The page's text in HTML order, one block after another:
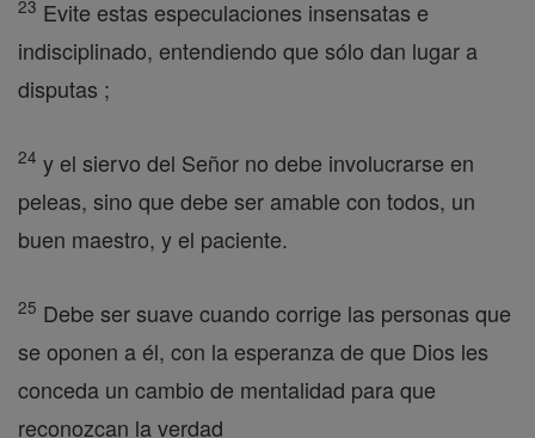
23 Evite estas especulaciones insensatas e
indisciplinado, entendiendo que sólo dan lugar a
disputas ;
24 y el siervo del Señor no debe involucrarse en
peleas, sino que debe ser amable con todos, un
buen maestro, y el paciente.
25 Debe ser suave cuando corrige las personas que
se oponen a él, con la esperanza de que Dios les
conceda un cambio de mentalidad para que
reconozcan la verdad